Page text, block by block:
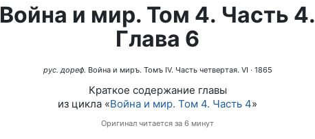
Война и мир. Том 4. Часть 4.
Глава 6
рус. дореф. Война и миръ. Томъ IV. Часть четвертая. VI · 1865
Краткое содержание главы
из цикла «Война и мир. Том 4. Часть 4»
Оригинал читается за 6 минут